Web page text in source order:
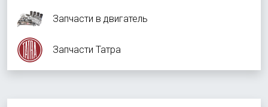
Запчасти в двигатель
Запчасти Татра